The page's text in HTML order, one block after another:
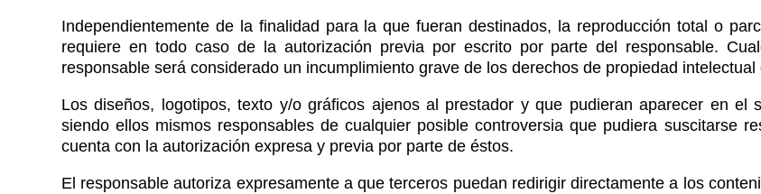
Independientemente de la finalidad para la que fueran destinados, la reproducción total o
requiere en todo caso de la autorización previa por escrito por parte del responsable.
responsable será considerado un incumplimiento grave de los derechos de propiedad intelectual
Los diseños, logotipos, texto y/o gráficos ajenos al prestador y que pudieran aparecer en el
siendo ellos mismos responsables de cualquier posible controversia que pudiera suscitarse
cuenta con la autorización expresa y previa por parte de éstos.
El responsable autoriza expresamente a que terceros puedan redirigir directamente a los